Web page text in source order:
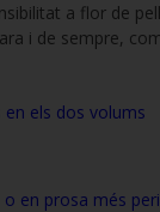
a flor de
i de sempre,
els dos volums
en prosa més